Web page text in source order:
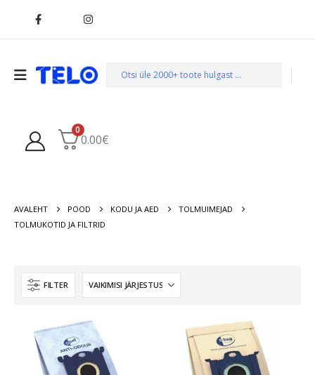
0
0.00€
AVALEHT POOD KODU JA AED
TOLMUIMEJAD
TOLMUKOTID JA FILTRID
FILTER